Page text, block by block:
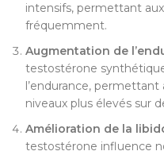
intensifs, permettant
fréquemment.
Augmentation de
testostérone
l’endurance,
niveaux plus élevés sur
Amélioration de la
testostérone influence